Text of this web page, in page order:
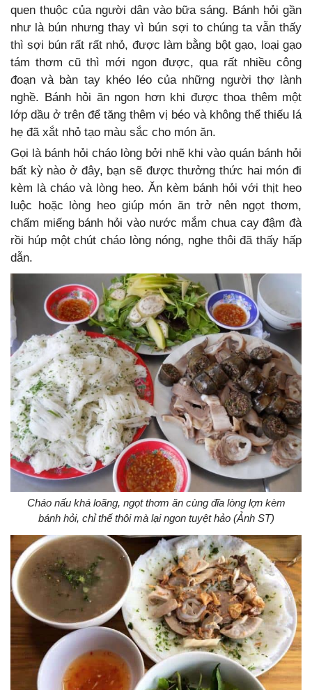
quen thuộc của người dân vào bữa sáng. Bánh hỏi gần
như là bún nhưng thay vì bún sợi to chúng ta vẫn thấy
thì sợi bún rất rất nhỏ, được làm bằng bột gạo, loại gạo
tám thơm cũ thì mới ngon được, qua rất nhiều công
đoạn và bàn tay khéo léo của những người thợ lành
nghề. Bánh hỏi ăn ngon hơn khi được thoa thêm một
lớp dầu ở trên để tăng thêm vị béo và không thể thiếu lá
hẹ đã xắt nhỏ tạo màu sắc cho món ăn.
Gọi là bánh hỏi cháo lòng bởi nhẽ khi vào quán bánh hỏi
bất kỳ nào ở đây, bạn sẽ được thưởng thức hai món đi
kèm là cháo và lòng heo. Ăn kèm bánh hỏi với thịt heo
luộc hoặc lòng heo giúp món ăn trở nên ngọt thơm,
chấm miếng bánh hỏi vào nước mắm chua cay đậm đà
rồi húp một chút cháo lòng nóng, nghe thôi đã thấy hấp
dẫn.
Cháo nấu khá loãng, ngọt thơm ăn cùng đĩa lòng lợn kèm
bánh hỏi, chỉ thế thôi mà lại ngon tuyệt hảo (Ảnh ST)